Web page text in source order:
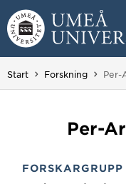
Hoppa direkt till
Huvudmenyn dold.
Start Forskning Du
Per-
Per-
FORSKARGRUPP